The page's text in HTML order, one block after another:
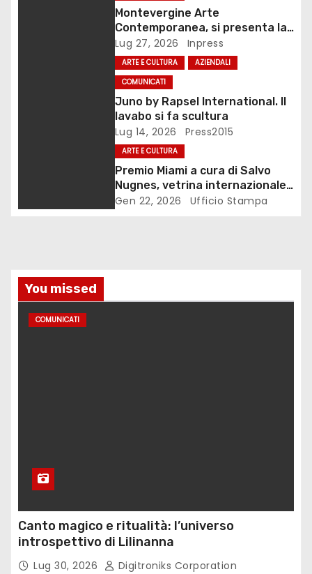
o
Montevergine Arte
Contemporanea, si presenta la
monografia dedicata a Eliana
Adorno
Lug 27, 2026 Inpress
ARTE E CULTURA
AZIENDALI
COMUNICATI
Juno by Rapsel International. Il
lavabo si fa scultura
Lug 14, 2026 Press2015
ARTE E CULTURA
Premio Miami a cura di Salvo
Nugnes, vetrina internazionale
per l’arte contemporanea
Gen 22, 2026 Ufficio Stampa
You missed
COMUNICATI
Canto magico e ritualità: l’universo
introspettivo di Lilinanna
Lug 30, 2026 Digitroniks Corporation